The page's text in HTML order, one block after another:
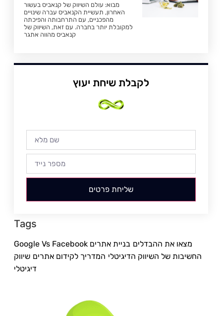
מבוא: עולם השיווק של קנאביס בעשור
האחרון, תעשיית הקנאביס עברה שינויים
מהפכניים, עם התרחבותה והפיכתה
למקובלת יותר בחברה. עם זאת, השיווק של
קנאביס מהווה אתגר
לקבלת שיחת יעוץ
שליחת פרטים
Tags
Google Vs Facebook מצאו את ההבדלים בניית אתרים
החשיבות של השיווק הדיגיטלי המדריך לקידום אתרים שיווק
דיגיטלי